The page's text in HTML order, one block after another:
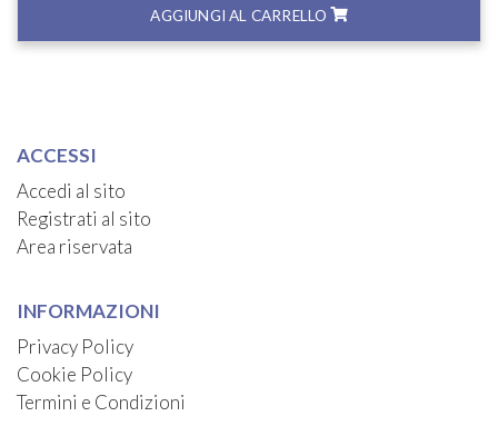
AGGIUNGI AL CARRELLO
ACCESSI
Accedi al sito
Registrati al sito
Area riservata
INFORMAZIONI
Privacy Policy
Cookie Policy
Termini e Condizioni